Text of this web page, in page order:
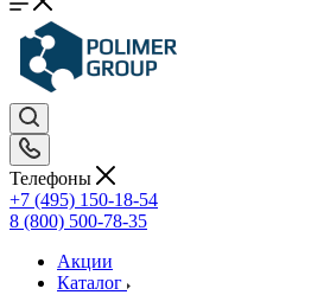
Телефоны
+7 (495) 150-18-54
8 (800) 500-78-35
Акции
Каталог